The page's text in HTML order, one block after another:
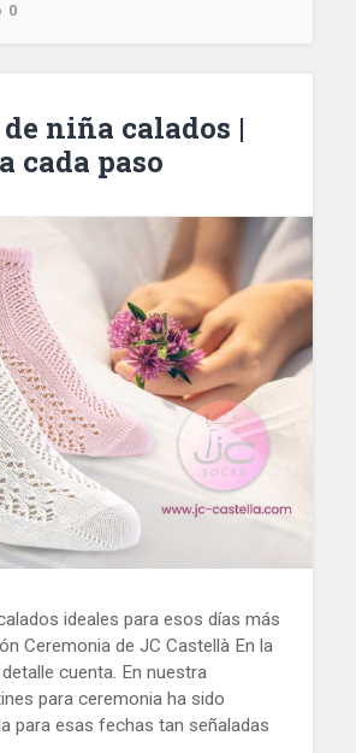
0
niña calados |
cada paso
ideales para esos días más
Ceremonia de JC Castellà En la
cuenta. En nuestra
para ceremonia ha sido
para esas fechas tan señaladas